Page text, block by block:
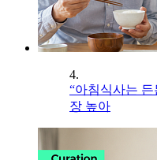
4.
“아침식사는
장 높아